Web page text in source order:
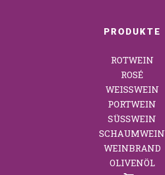
PRODUKTE
ROTWEIN
ROSÉ
WEISSWEIN
PORTWEIN
SÜSSWEIN
SCHAUMWEIN
WEINBRAND
OLIVENÖL